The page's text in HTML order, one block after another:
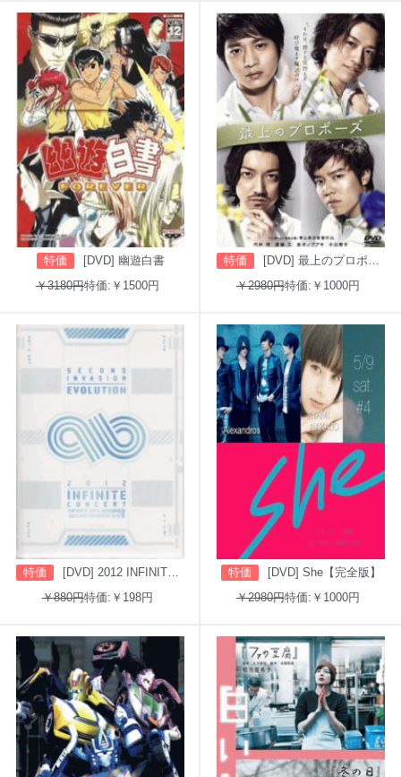
特価
[DVD] 幽遊白書
￥3180円特価:￥1500円
特価
[DVD] 最上のプロポーズ
￥2980円特価:￥1000円
特価
[DVD] 2012 INFINITE CONCERT SECOND INVASION: EVOLUTION
￥880円特価:￥198円
特価
[DVD] She【完全版】
￥2980円特価:￥1000円